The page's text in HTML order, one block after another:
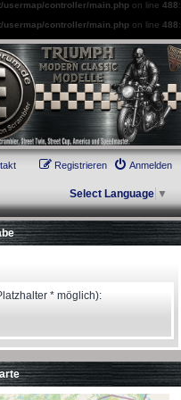
usermap/controller/main.php on line 488:
usermap/controller/main.php on line 488:
Classic Modelle. Das Forum für
Triumph Bonneville, Thruxton,
Street Twin, Street Cup, America
Anmelden
Registrieren
Select Language ▼
* möglich):